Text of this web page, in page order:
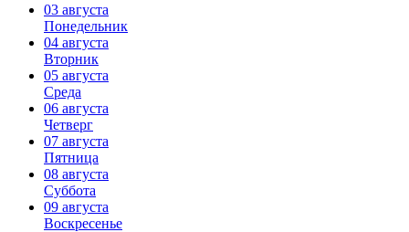
03 августа
Понедельник
04 августа
Вторник
05 августа
Среда
06 августа
Четверг
07 августа
Пятница
08 августа
Суббота
09 августа
Воскресенье